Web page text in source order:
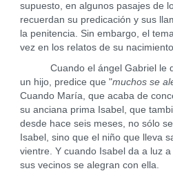
supuesto, en algunos pasajes de
recuerdan su predicación y sus
la penitencia. Sin embargo, el
vez en los relatos de su
Cuando el ángel Gabriel le
un hijo, predice que "muchos se
Cuando María, que acaba de
su anciana prima Isabel, que
desde hace seis meses, no sólo
Isabel, sino que el niño que lleva
vientre. Y cuando Isabel da a luz
sus vecinos se alegran con ella.